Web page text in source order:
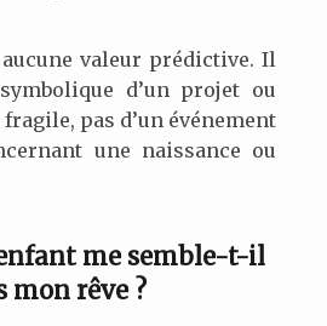
aucune valeur prédictive. Il
d’un projet ou
pas d’un événement
une naissance ou
me semble-t-il
mon rêve ?